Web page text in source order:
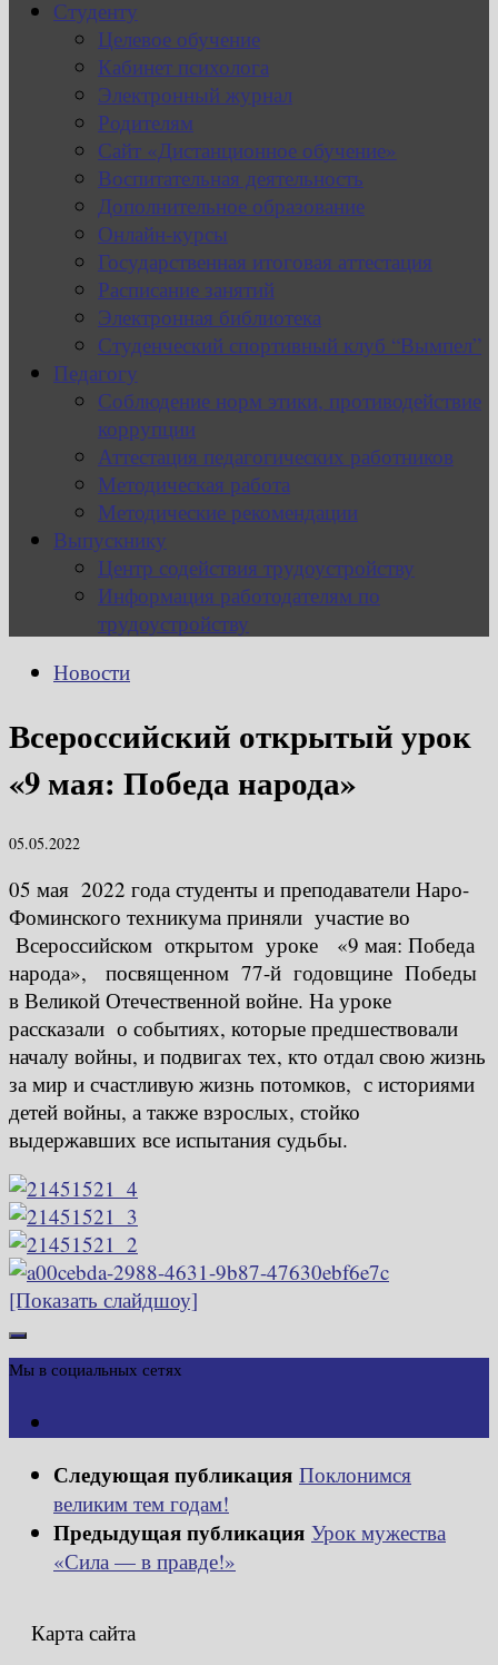
Студенту
Целевое обучение
Кабинет психолога
Электронный журнал
Родителям
Сайт «Дистанционное обучение»
Воспитательная деятельность
Дополнительное образование
Онлайн-курсы
Государственная итоговая аттестация
Расписание занятий
Электронная библиотека
Студенческий спортивный клуб “Вымпел”
Педагогу
Соблюдение норм этики, противодействие
коррупции
Аттестация педагогических работников
Методическая работа
Методические рекомендации
Выпускнику
Центр содействия трудоустройству
Информация работодателям по
трудоустройству
Новости
Всероссийский открытый урок
«9 мая: Победа народа»
05.05.2022
05 мая 2022 года студенты и преподаватели Наро-
Фоминского техникума приняли участие во
Всероссийском открытом уроке «9 мая: Победа
народа», посвященном 77-й годовщине Победы
в Великой Отечественной войне. На уроке
рассказали о событиях, которые предшествовали
началу войны, и подвигах тех, кто отдал свою жизнь
за мир и счастливую жизнь потомков, с историями
детей войны, а также взрослых, стойко
выдержавших все испытания судьбы.
[Показать слайдшоу]
Мы в социальных сетях
Следующая публикация Поклонимся
великим тем годам!
Предыдущая публикация Урок мужества
«Сила — в правде!»
Карта сайта